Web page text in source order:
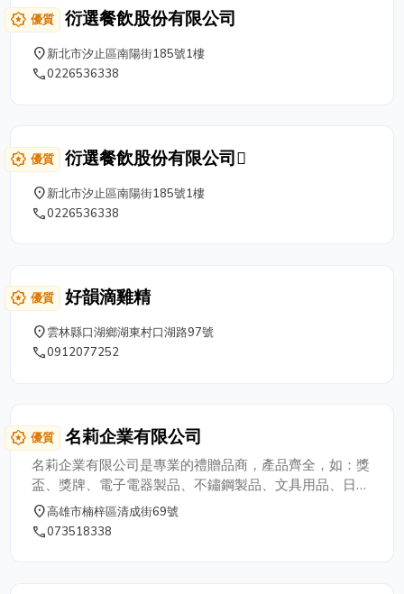
award_star 優質 衍選餐飲股份有限公司
place新北市汐止區南陽街185號1樓
phone0226536338
award_star 優質 衍選餐飲股份有限公司
place新北市汐止區南陽街185號1樓
phone0226536338
award_star 優質 好韻滴雞精
place雲林縣口湖鄉湖東村口湖路97號
phone0912077252
award_star 優質 名莉企業有限公司
名莉企業有限公司是專業的禮贈品商，產品齊全，如：獎
盃、獎牌、電子電器製品、不鏽鋼製品、文具用品、日用
品、清潔用品、綜合百貨用品、紡織製品、陶瓷玻璃製品
等等；我們主要提供專業禮品（各節日的禮品，如年節禮
place高雄市楠梓區清成街69號
phone073518338